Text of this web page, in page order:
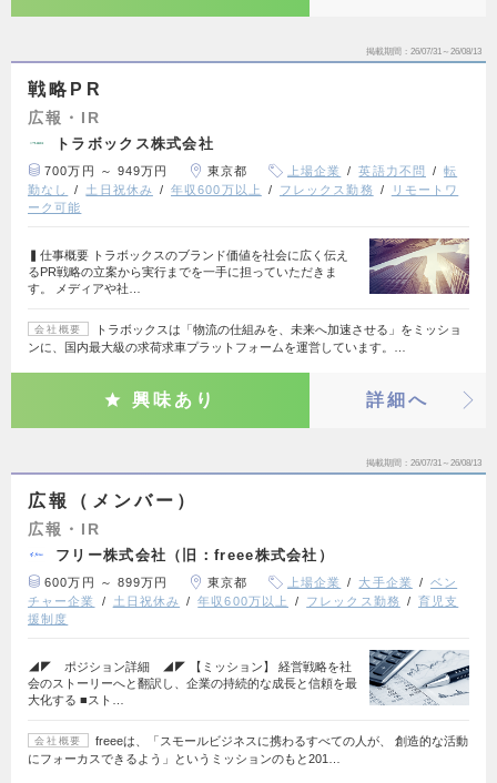
掲載期間 26/07/31～26/08/13
戦略PR
広報・IR
トラボックス株式会社
700万円 ～ 949万円 東京都 上場企業 英語力不問
転
勤なし
土日祝休み 年収600万以上 フレックス勤務
リモートワ
ーク可能
▍仕事概要 トラボックスのブランド価値を社会に広く伝え
るPR戦略の立案から実行までを一手に担っていただきま
す。 メディアや社…
会社概要
トラボックスは「物流の仕組みを、未来へ加速させる」をミッショ
ンに、国内最大級の求荷求車プラットフォームを運営しています。…
興味あり 詳細へ
掲載期間 26/07/31～26/08/13
広報（メンバー）
広報・IR
フリー株式会社（旧：freee株式会社）
600万円 ～ 899万円 東京都 上場企業 大手企業
ベン
チャー企業
土日祝休み 年収600万以上 フレックス勤務
育児支
援制度
◢◤ ポジション詳細 ◢◤ 【ミッション】 経営戦略を社
会のストーリーへと翻訳し、企業の持続的な成長と信頼を最
大化する ■スト…
会社概要
freeeは、「スモールビジネスに携わるすべての人が、 創造的な活動
にフォーカスできるよう」というミッションのもと201…